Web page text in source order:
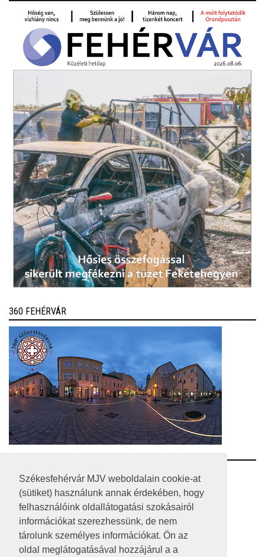
Székesfehérvár MJV weboldalain cookie-at
(sütiket) használunk annak érdekében, hogy
felhasználóink oldallátogatási szokásairól
információkat szerezhessünk, de nem
tárolunk személyes információkat. Ön az
oldal meglátogatásával hozzájárul a a
360 FEHÉRVÁR
RSS
A HONLAP 2017.03.31-I ÁLLAPOTA
JOGI NYILATKOZAT
IMPRESSZUM